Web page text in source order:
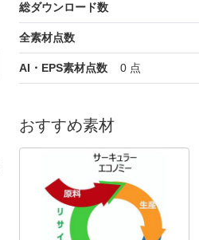
総ダウンロード数
全素材点数
AI・EPS素材点数 0 点
おすすめ素材